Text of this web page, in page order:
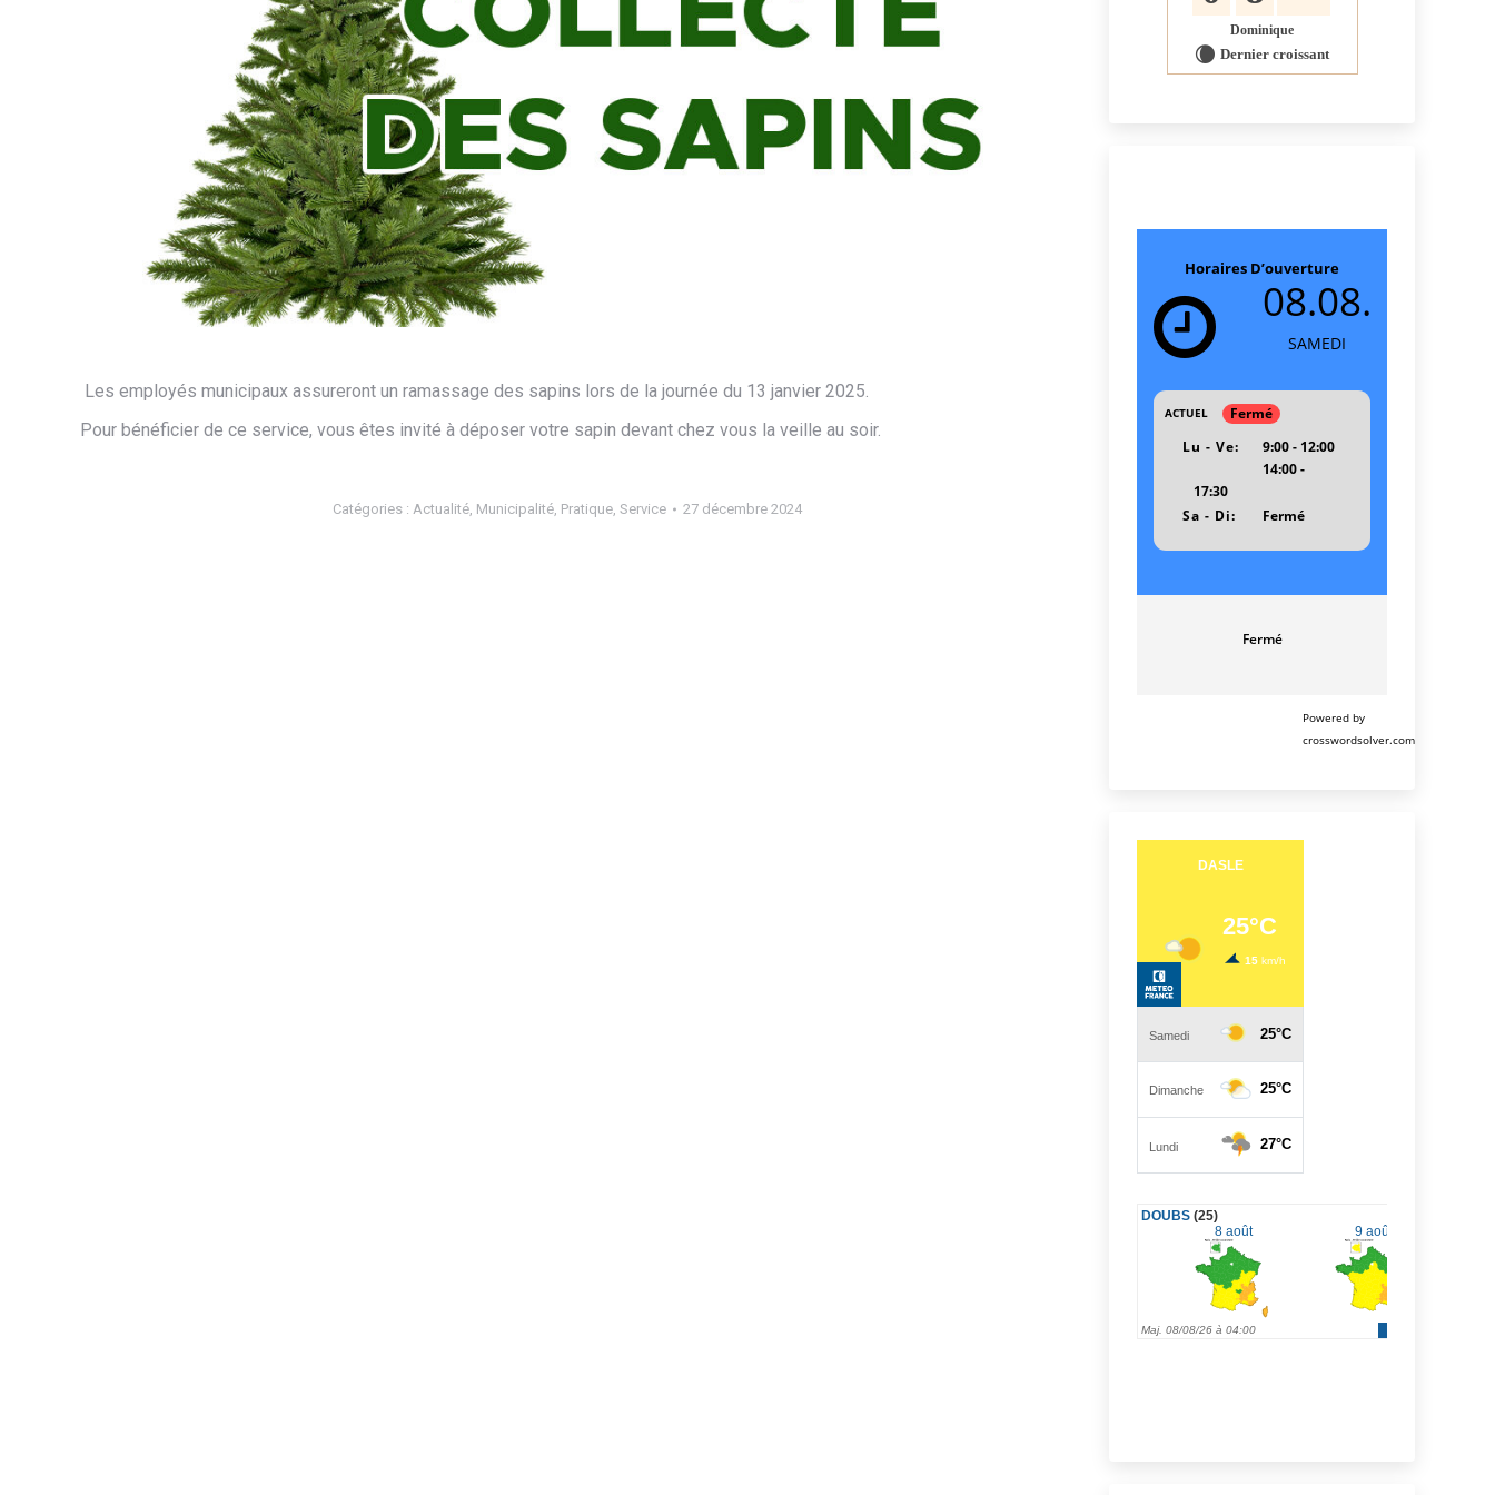
Les employés municipaux assureront un ramassage des sapins lors de la journée du 13 janvier 2025.
Pour bénéficier de ce service, vous êtes invité à déposer votre sapin devant chez vous la veille au soir.
Catégories : Actualité, Municipalité, Pratique, Service 27 décembre 2024
Dominique
W Dernier croissant
Horaires D’ouverture
08.08.
SAMEDI
ACTUEL
Fermé
Lu - Ve:
9:00 - 12:00
14:00 -
17:30
Sa - Di:
Fermé
Fermé
Powered by
crosswordsolver.com